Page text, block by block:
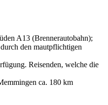
A13 (Brennerautobahn);
den mautpflichtigen
Reisenden, welche die
ca. 180 km